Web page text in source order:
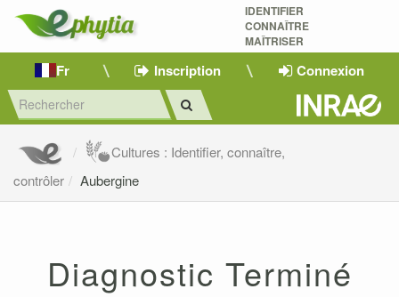
IDENTIFIER
CONNAÎTRE
MAÎTRISER
Fr Inscription Connexion
Cultures : Identifier, connaître,
contrôler
Aubergine
Diagnostic Terminé